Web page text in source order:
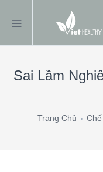
Sai Lầm
Trang Chủ